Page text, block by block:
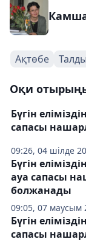
Ақтөбе
Оқи
09:26, 04 шілде
Бүгін
сапасы
09:05, 07 маусым
Бүгін
ауа сапасы
болжанады
Бүгін
сапасы